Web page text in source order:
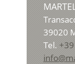
39020
Tel.